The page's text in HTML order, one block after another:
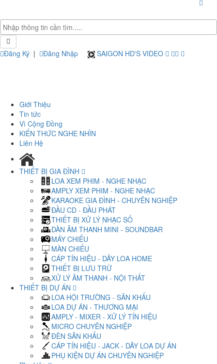
Đăng Ký | Đăng Nhập SAIGON HD'S VIDEO
Giới Thiệu
Tin tức
Vì Cộng Đồng
KIẾN THỨC NGHE NHÌN
Liên Hệ
THIẾT BỊ GIA ĐÌNH
LOA XEM PHIM - NGHE NHẠC
AMPLY XEM PHIM - NGHE NHẠC
KARAOKE GIA ĐÌNH - CHUYÊN NGHIỆP
ĐẦU CD - ĐẦU PHÁT
THIẾT BỊ XỬ LÝ NHẠC SỐ
DÀN ÂM THANH MINI - SOUNDBAR
MÁY CHIẾU
MÀN CHIẾU
CÁP TÍN HIỆU - DÂY LOA HOME
THIẾT BỊ LƯU TRỮ
XỬ LÝ ÂM THANH - NỘI THẤT
THIẾT BỊ DỰ ÁN
LOA HỘI TRƯỜNG - SÂN KHẤU
LOA DỰ ÁN - THƯƠNG MẠI
AMPLY - MIXER - XỬ LÝ TÍN HIỆU
MICRO CHUYÊN NGHIỆP
ĐÈN SÂN KHẤU
CÁP TÍN HIỆU - JACK - DÂY LOA DỰ ÁN
PHỤ KIỆN DỰ ÁN CHUYÊN NGHIỆP